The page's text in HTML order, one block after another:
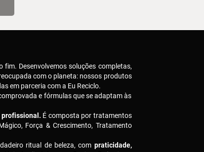
fim. Desenvolvemos soluções completas,
com o planeta: nossos produtos
em parceria com a Eu Reciclo.
e fórmulas que se adaptam às
profissional. É composta por tratamentos
Força & Crescimento, Tratamento
ritual de beleza, com praticidade,